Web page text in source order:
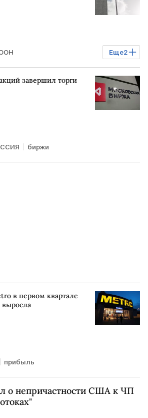
Еще2
диверсия
завершил торги
биржи
в первом квартале
прибыль
о непричастности США к ЧП